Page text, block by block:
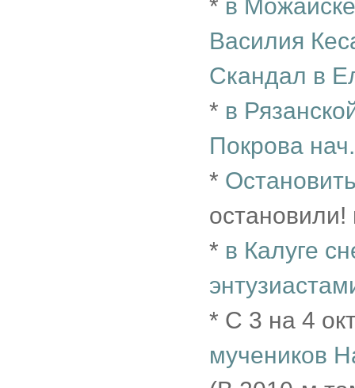
* в
Василия
Скандал в
* в
Покрова
*
остановили!
* в Калуге
* С 3 на 4
мучеников